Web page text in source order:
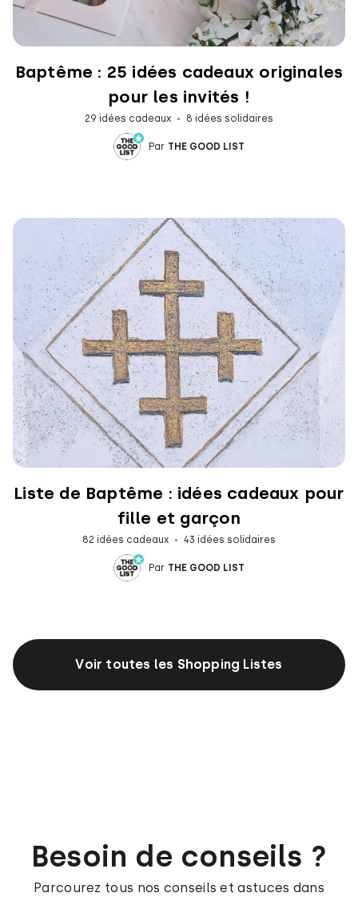
Baptême : 25 idées cadeaux originales
pour les invités !
29 idées cadeaux 8 idées solidaires
Par THE GOOD LIST
Liste de Baptême : idées cadeaux pour
fille et garçon
82 idées cadeaux 43 idées solidaires
Par THE GOOD LIST
Voir toutes les Shopping Listes
Besoin de conseils ?
Parcourez tous nos conseils et astuces dans